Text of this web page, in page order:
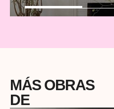
MÁS OBRAS
DE